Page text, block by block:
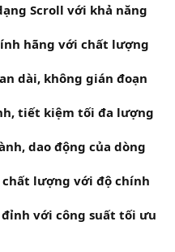
Scroll với khả năng
hãng với chất lượng
dài, không gián đoạn
tiết kiệm tối đa lượng
dao động của dòng
chất lượng với độ chính
với công suất tối ưu